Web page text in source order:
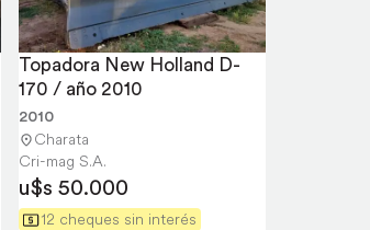
Topadora New Holland D-
170 / año 2010
2010
Charata
Cri-mag S.A.
u$s 50.000
12 cheques sin interés